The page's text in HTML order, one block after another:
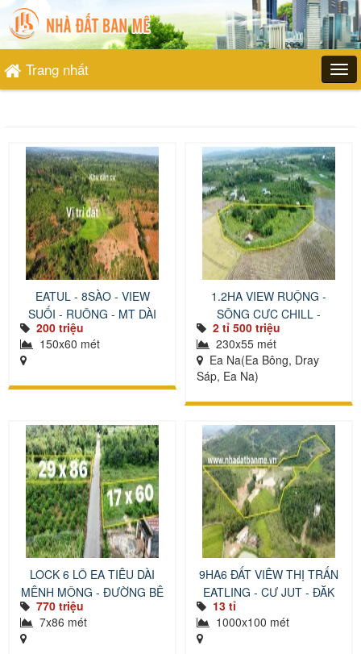
Trang nhất
EATUL - 8SÀO - VIEW
SUỐI - RUỘNG - MT DÀI
200 triệu
150x60 mét
1.2HA VIEW RUỘNG -
SÔNG CỰC CHILL -
KRONG ANA
2 tỉ 500 triệu
230x55 mét
Ea Na(Ea Bông, Dray
Sáp, Ea Na)
LOCK 6 LÔ EA TIÊU DÀI
MÊNH MÔNG - ĐƯỜNG BÊ
TÔNG
770 triệu
7x86 mét
9HA6 ĐẤT VIÊW THỊ TRẤN
EATLING - CƯ JUT - ĐĂK
13 tỉ
1000x100 mét